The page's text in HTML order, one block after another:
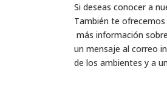
Si deseas conocer a
También te
más información
un mensaje al correo
de los ambientes y a